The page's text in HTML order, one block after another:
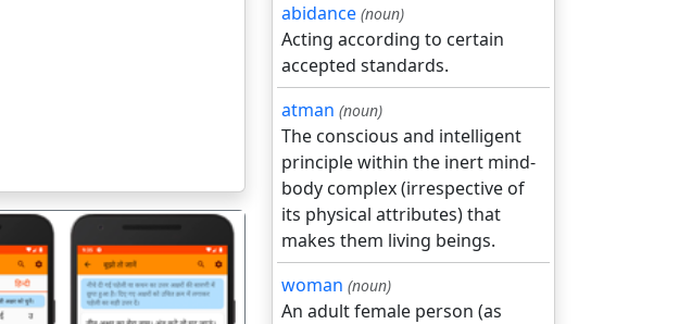
abidance (noun)
Acting according to certain
accepted standards.
atman (noun)
The conscious and intelligent
principle within the inert mind-
body complex (irrespective of
its physical attributes) that
makes them living beings.
woman (noun)
An adult female person (as